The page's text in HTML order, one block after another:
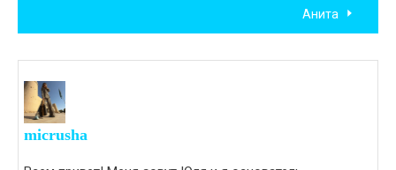
записям
Анита
micrusha